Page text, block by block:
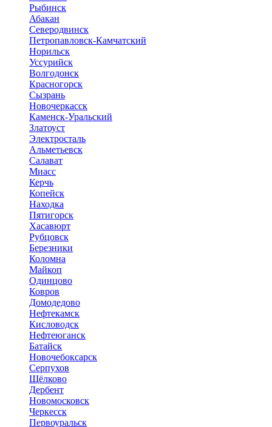
Рыбинск
Абакан
Северодвинск
Петропавловск-Камчатский
Норильск
Уссурийск
Волгодонск
Красногорск
Сызрань
Новочеркасск
Каменск-Уральский
Златоуст
Электросталь
Альметьевск
Салават
Миасс
Керчь
Копейск
Находка
Пятигорск
Хасавюрт
Рубцовск
Березники
Коломна
Майкоп
Одинцово
Ковров
Домодедово
Нефтекамск
Кисловодск
Нефтеюганск
Батайск
Новочебоксарск
Серпухов
Щёлково
Дербент
Новомосковск
Черкесск
Первоуральск